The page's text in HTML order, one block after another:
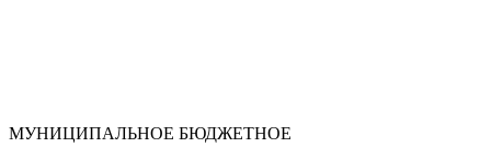
МУНИЦИПАЛЬНОЕ БЮДЖЕТНОЕ